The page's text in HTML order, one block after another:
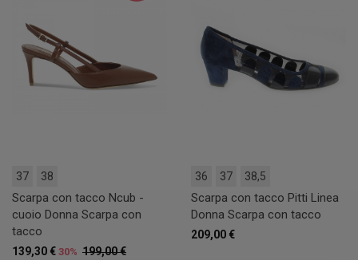
37 38
Scarpa con tacco Ncub -
cuoio Donna Scarpa con
tacco
199,00 €
139,30 € 30%
36 37 38,5
Scarpa con tacco Pitti Linea
Donna Scarpa con tacco
209,00 €